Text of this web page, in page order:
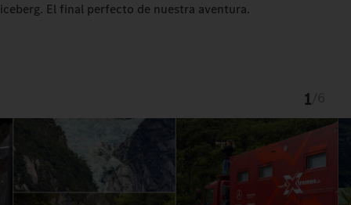
iceberg. El final perfecto de nuestra aventura.
1